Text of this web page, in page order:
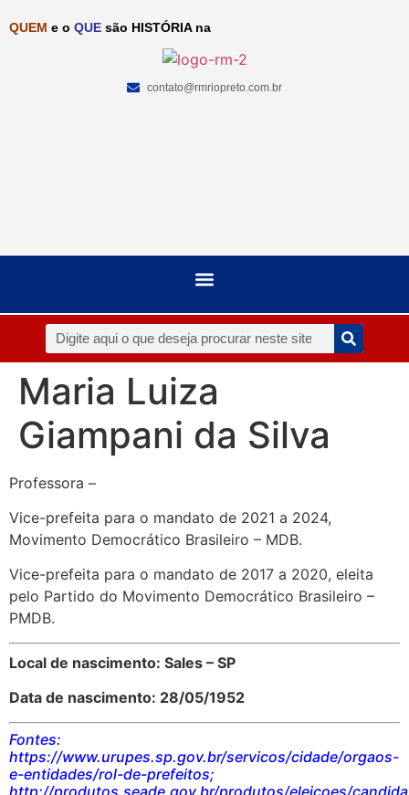
QUEM e o QUE são HISTÓRIA na
contato@rmriopreto.com.br
Maria Luiza
Giampani da Silva
Professora –
Vice-prefeita para o mandato de 2021 a 2024,
Movimento Democrático Brasileiro – MDB.
Vice-prefeita para o mandato de 2017 a 2020, eleita
pelo Partido do Movimento Democrático Brasileiro –
PMDB.
Local de nascimento: Sales – SP
Data de nascimento: 28/05/1952
Fontes:
https://www.urupes.sp.gov.br/servicos/cidade/orgaos-
e-entidades/rol-de-prefeitos;
http://produtos.seade.gov.br/produtos/eleicoes/